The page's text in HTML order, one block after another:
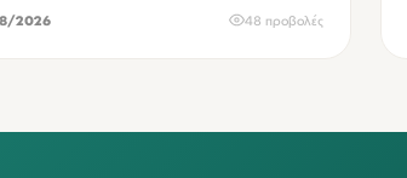
2026 48 προβολές